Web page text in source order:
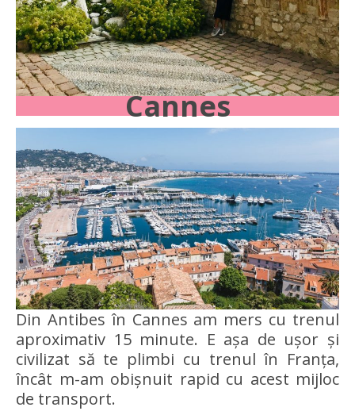
Cannes
Din Antibes în Cannes am mers cu trenul
aproximativ 15 minute. E așa de ușor și
civilizat să te plimbi cu trenul în Franța,
încât m-am obișnuit rapid cu acest mijloc
de transport.